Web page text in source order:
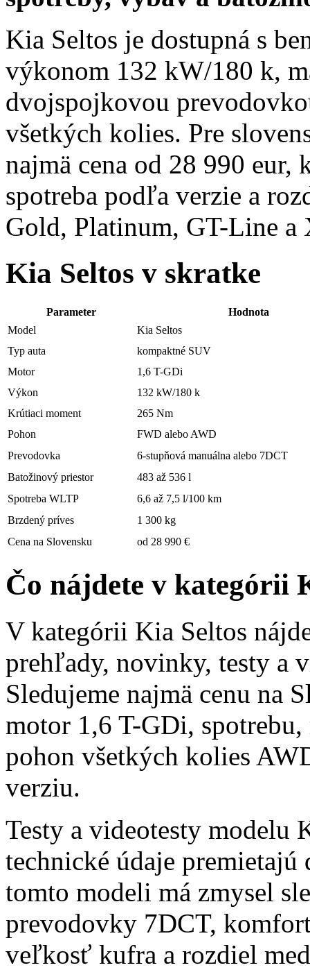
Kia Seltos je dostupná s
výkonom 132 kW/180 k,
dvojspojkovou
všetkých kolies. Pre
najmä cena od 28 990
spotreba podľa verzie a
Gold, Platinum, GT-Line a
Kia Seltos v skratke
Parameter
Hodnota
Model
Kia Seltos
Typ auta
kompaktné SUV
Motor
1,6 T-GDi
Výkon
132 kW/180 k
Krútiaci moment
265 Nm
Pohon
FWD alebo AWD
Prevodovka
6-stupňová manuálna alebo 7DCT
Batožinový priestor
483 až 536 l
Spotreba WLTP
6,6 až 7,5 l/100 km
Brzdený príves
1 300 kg
Cena na Slovensku
od 28 990 €
Čo nájdete v kategórii
V kategórii Kia Seltos
prehľady, novinky, testy a
Sledujeme najmä cenu na
motor 1,6 T-GDi,
pohon všetkých kolies
verziu.
Testy a videotesty modelu
technické údaje
tomto modeli má zmysel
prevodovky 7DCT,
veľkosť kufra a rozdiel